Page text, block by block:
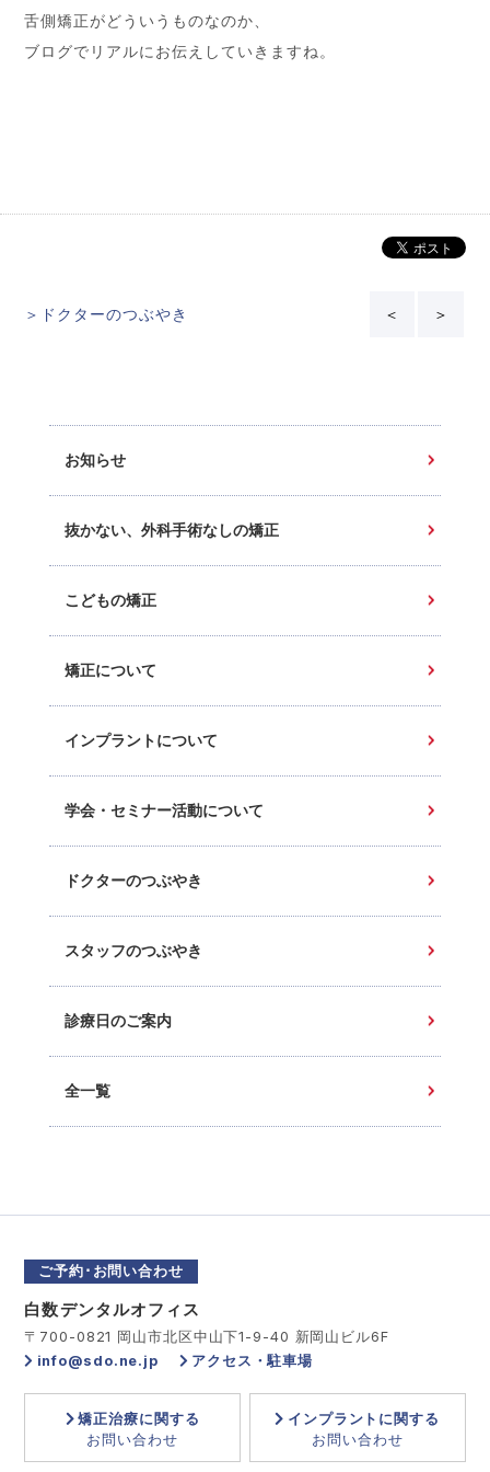
舌側矯正がどういうものなのか、
ブログでリアルにお伝えしていきますね。
＞ドクターのつぶやき ＜ ＞
お知らせ
抜かない、外科手術なしの矯正
こどもの矯正
矯正について
インプラントについて
学会・セミナー活動について
ドクターのつぶやき
スタッフのつぶやき
診療日のご案内
全一覧
ご予約･お問い合わせ
白数デンタルオフィス
〒700-0821 岡山市北区中山下1-9-40 新岡山ビル6F
info@sdo.ne.jp
アクセス・駐車場
矯正治療に関する
お問い合わせ
インプラントに関する
お問い合わせ